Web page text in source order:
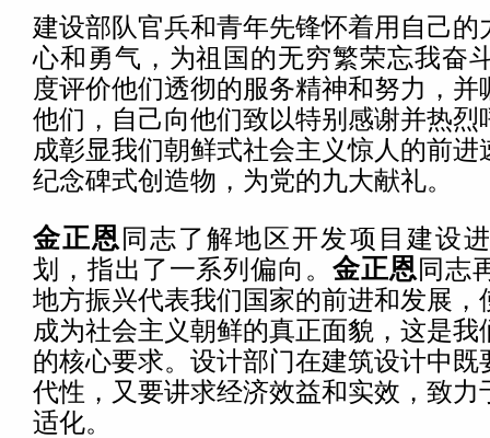
建设部队官兵和青年先锋怀着用自己的
心和勇气，为祖国的无穷繁荣忘我奋
度评价他们透彻的服务精神和努力，
他们，自己向他们致以特别感谢并热烈
成彰显我们朝鲜式社会主义惊人的前进
纪念碑式创造物，为党的九大献礼。
金正恩 同志了解地区开发项目建设
划，指出了一系列偏向。金正恩同志
地方振兴代表我们国家的前进和发展，
成为社会主义朝鲜的真正面貌，这是我
的核心要求。设计部门在建筑设计中既
代性，又要讲求经济效益和实效，致力
适化。